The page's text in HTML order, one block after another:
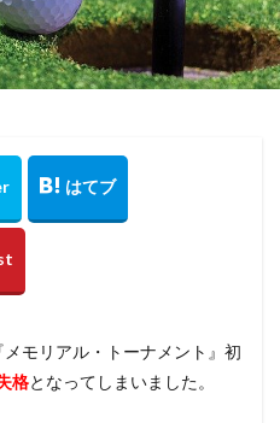
モリアル・トーナメント』初
格となってしまいました。